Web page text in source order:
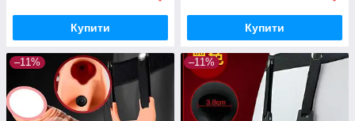
Купити Купити
–11% –11%